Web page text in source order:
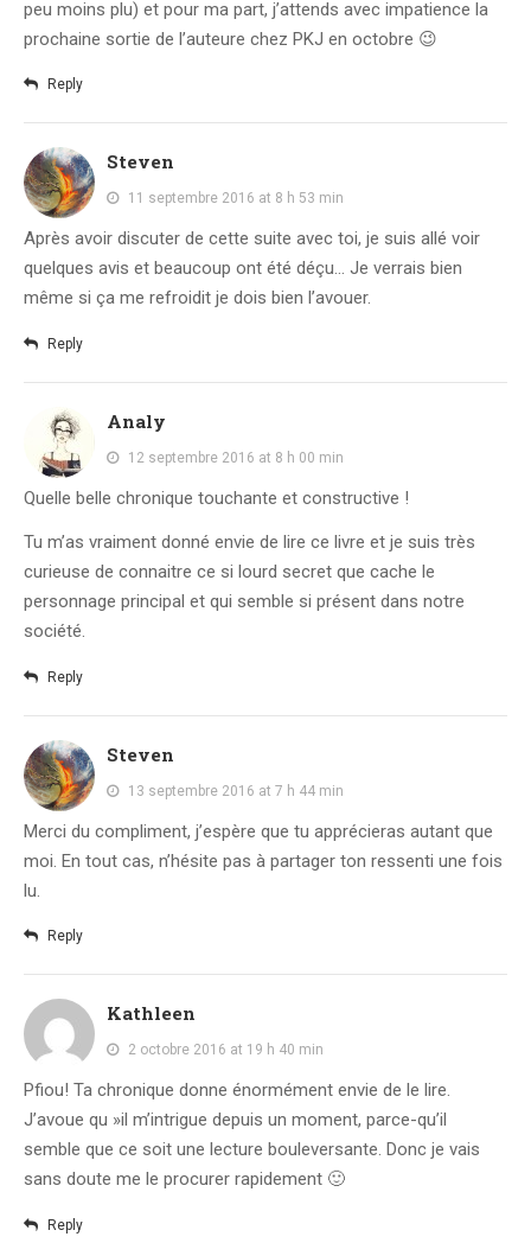
peu moins plu) et pour ma part, j’attends avec impatience la
prochaine sortie de l’auteure chez PKJ en octobre 😉
Reply
Steven
11 septembre 2016 at 8 h 53 min
Après avoir discuter de cette suite avec toi, je suis allé voir
quelques avis et beaucoup ont été déçu… Je verrais bien
même si ça me refroidit je dois bien l’avouer.
Reply
Analy
12 septembre 2016 at 8 h 00 min
Quelle belle chronique touchante et constructive !
Tu m’as vraiment donné envie de lire ce livre et je suis très
curieuse de connaitre ce si lourd secret que cache le
personnage principal et qui semble si présent dans notre
société.
Reply
Steven
13 septembre 2016 at 7 h 44 min
Merci du compliment, j’espère que tu apprécieras autant que
moi. En tout cas, n’hésite pas à partager ton ressenti une fois
lu.
Reply
Kathleen
2 octobre 2016 at 19 h 40 min
Pfiou! Ta chronique donne énormément envie de le lire.
J’avoue qu »il m’intrigue depuis un moment, parce-qu’il
semble que ce soit une lecture bouleversante. Donc je vais
sans doute me le procurer rapidement 🙂
Reply